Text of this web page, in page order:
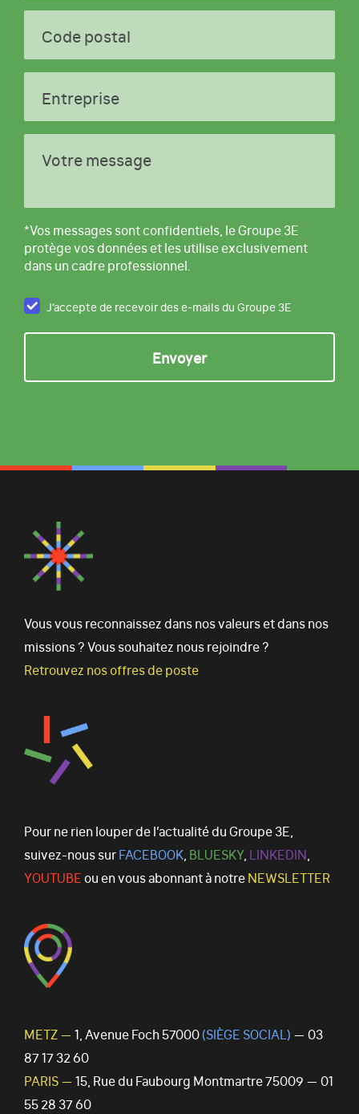
Code postal
Entreprise
Votre message
*Vos messages sont confidentiels, le Groupe 3E
protège vos données et les utilise exclusivement
dans un cadre professionnel.
J’accepte de recevoir des e-mails du Groupe 3E
Vous vous reconnaissez dans nos valeurs et dans nos
missions ? Vous souhaitez nous rejoindre ?
Retrouvez nos offres de poste
Pour ne rien louper de l’actualité du Groupe 3E,
suivez-nous surFACEBOOK, BLUESKY, LINKEDIN,
YOUTUBEou en vous abonnant à notreNEWSLETTER
METZ — 1, Avenue Foch 57000(SIÈGE SOCIAL) — 03
87 17 32 60
PARIS — 15, Rue du Faubourg Montmartre 75009 — 01
55 28 37 60